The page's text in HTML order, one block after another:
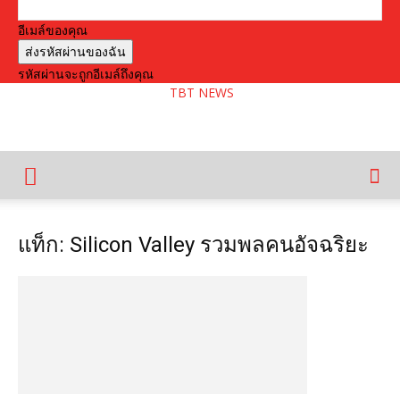
อีเมล์ของคุณ
รหัสผ่านจะถูกอีเมล์ถึงคุณ
TBT NEWS
แท็ก: Silicon Valley รวมพลคนอัจฉริยะ